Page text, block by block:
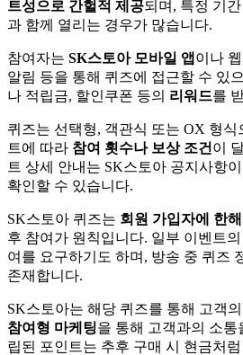
트성으로 간헐적 제공되며, 특정 기
과 함께 열리는 경우가 많습니다.
참여자는 SK스토아 모바일 앱 이나
알림 등을 통해 퀴즈에 접근할 수 있
나 적립금, 할인쿠폰 등의 리워드를
퀴즈는 선택형, 객관식 또는 OX 형식
트에 따라 참여 횟수나 보상 조건 이
트 상세 안내는 SK스토아 공지사항
확인할 수 있습니다.
SK스토아 퀴즈는 회원 가입자에 한
후 참여가 원칙입니다. 일부 이벤트
여를 요구하기도 하며, 방송 중 퀴즈
존재합니다.
SK스토아는 해당 퀴즈를 통해 고객
참여형 마케팅을 통해 고객과의 소통
립된 포인트는 추후 구매 시 현금처